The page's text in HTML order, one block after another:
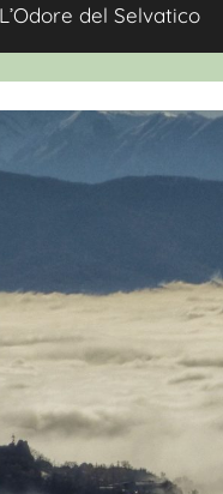
del Selvatico